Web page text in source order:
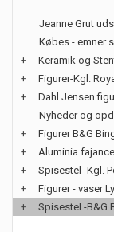
Jeanne Grut
Købes - emner
+
Keramik og
+
Figurer-Kgl.
+
Dahl Jensen
Nyheder og
+
Figurer B&G
+
Aluminia
+
Spisestel -Kgl.
+
Figurer - vaser
+
Spisestel -B&G